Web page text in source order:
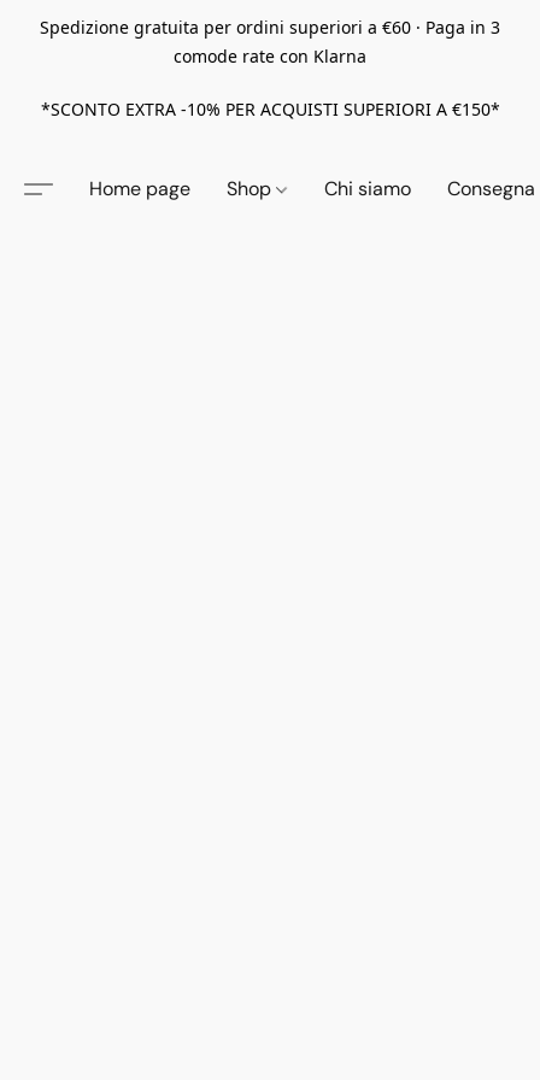
Spedizione gratuita per ordini superiori a €60 · Paga in 3
comode rate con Klarna
*SCONTO EXTRA -10% PER ACQUISTI SUPERIORI A €150*
Home page Shop Chi siamo Consegna